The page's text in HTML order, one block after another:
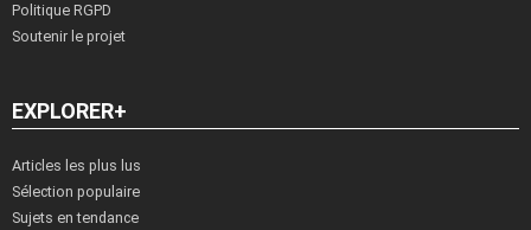
Politique RGPD
Soutenir le projet
EXPLORER+
Articles les plus lus
Sélection populaire
Sujets en tendance